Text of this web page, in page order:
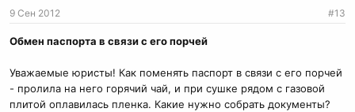
9 Сен 2012 #13
Обмен паспорта в связи с его порчей
Уважаемые юристы! Как поменять паспорт в связи с его порчей
- пролила на него горячий чай, и при сушке рядом с газовой
плитой оплавилась пленка. Какие нужно собрать документы?